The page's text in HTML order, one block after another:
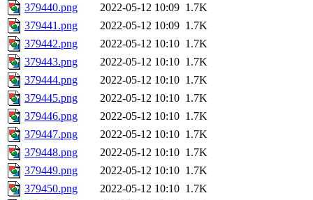
379440.png
2022-05-12 10:09 1.7K
379441.png
2022-05-12 10:09 1.7K
379442.png
2022-05-12 10:10 1.7K
379443.png
2022-05-12 10:10 1.7K
379444.png
2022-05-12 10:10 1.7K
379445.png
2022-05-12 10:10 1.7K
379446.png
2022-05-12 10:10 1.7K
379447.png
2022-05-12 10:10 1.7K
379448.png
2022-05-12 10:10 1.7K
379449.png
2022-05-12 10:10 1.7K
379450.png
2022-05-12 10:10 1.7K